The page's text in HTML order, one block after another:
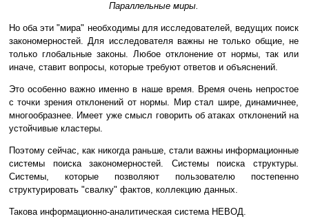
Параллельные миры.
Но оба эти "мира" необходимы для исследователей, ведущих поиск
закономерностей. Для исследователя важны не только общие, не
только глобальные законы. Любое отклонение от нормы, так или
иначе, ставит вопросы, которые требуют ответов и объяснений.
Это особенно важно именно в наше время. Время очень непростое
с точки зрения отклонений от нормы. Мир стал шире, динамичнее,
многообразнее. Имеет уже смысл говорить об атаках отклонений на
устойчивые кластеры.
Поэтому сейчас, как никогда раньше, стали важны информационные
системы поиска закономерностей. Системы поиска структуры.
Системы, которые позволяют пользователю постепенно
структурировать "свалку" фактов, коллекцию данных.
Такова информационно-аналитическая система НЕВОД.